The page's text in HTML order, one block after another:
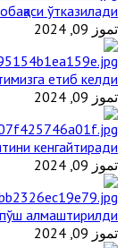
ўтказилади
تموز 09, 2024
етиб келди
تموز 09, 2024
кенгайтиради
تموز 09, 2024
алмаштирилди
تموز 09, 2024